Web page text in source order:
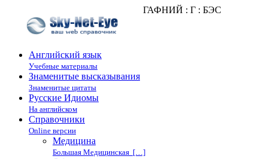
ГАФНИЙ : Г : БЭС
Английский язык
Учебные материалы
Знаменитые высказывания
Знаменитые цитаты
Русские Идиомы
На английском
Справочники
Online версии
Медицина
Большая Медицинская […]